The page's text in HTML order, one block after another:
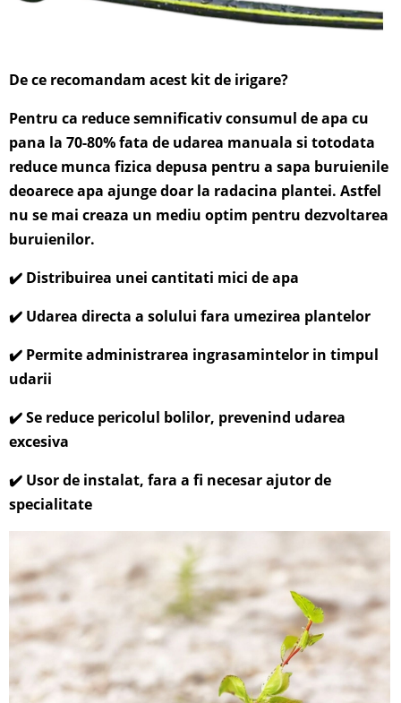
De ce recomandam acest kit de irigare?
Pentru ca reduce semnificativ consumul de apa cu
pana la 70-80% fata de udarea manuala si totodata
reduce munca fizica depusa pentru a sapa buruienile
deoarece apa ajunge doar la radacina plantei. Astfel
nu se mai creaza un mediu optim pentru dezvoltarea
buruienilor.
✔️ Distribuirea unei cantitati mici de apa
✔️ Udarea directa a solului fara umezirea plantelor
✔️ Permite administrarea ingrasamintelor in timpul
udarii
✔️ Se reduce pericolul bolilor, prevenind udarea
excesiva
✔️ Usor de instalat, fara a fi necesar ajutor de
specialitate